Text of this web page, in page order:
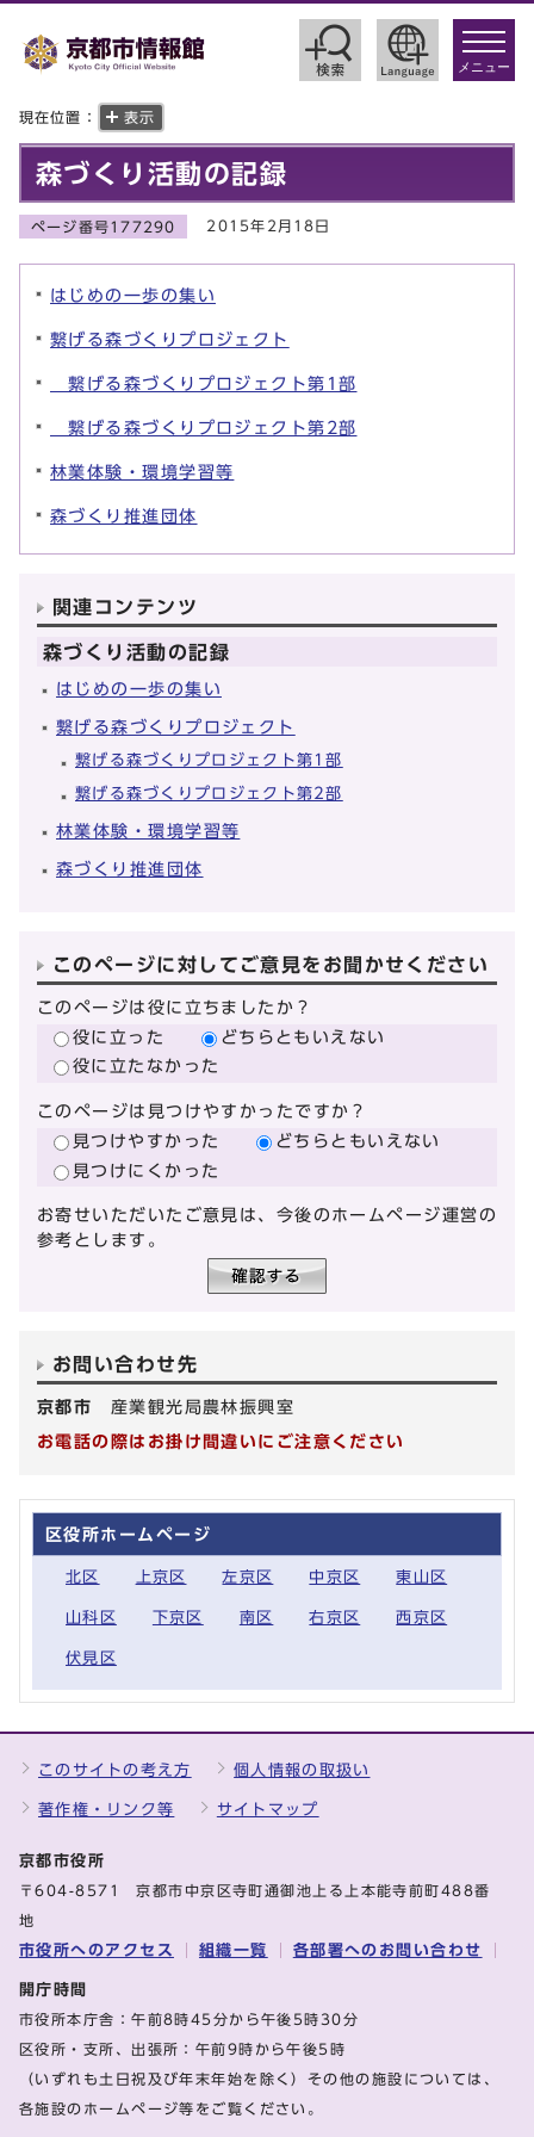
toggle
メニュー
現在位置： 表示
森づくり活動の記録
ページ番号177290 2015年2月18日
はじめの一歩の集い
繋げる森づくりプロジェクト
繋げる森づくりプロジェクト第1部
繋げる森づくりプロジェクト第2部
林業体験・環境学習等
森づくり推進団体
関連コンテンツ
森づくり活動の記録
はじめの一歩の集い
繋げる森づくりプロジェクト
繋げる森づくりプロジェクト第1部
繋げる森づくりプロジェクト第2部
林業体験・環境学習等
森づくり推進団体
このページに対してご意見をお聞かせください
このページは役に立ちましたか？
役に立った
どちらともいえない
役に立たなかった
このページは見つけやすかったですか？
見つけやすかった
どちらともいえない
見つけにくかった
お寄せいただいたご意見は、今後のホームページ運営の
参考とします。
お問い合わせ先
京都市 産業観光局農林振興室
お電話の際はお掛け間違いにご注意ください
区役所ホームページ
北区 上京区 左京区 中京区 東山区
山科区 下京区 南区 右京区 西京区
伏見区
このサイトの考え方 個人情報の取扱い
著作権・リンク等 サイトマップ
京都市役所
〒604-8571 京都市中京区寺町通御池上る上本能寺前町488番
地
市役所へのアクセス 組織一覧 各部署へのお問い合わせ
開庁時間
市役所本庁舎：午前8時45分から午後5時30分
区役所・支所、出張所：午前9時から午後5時
（いずれも土日祝及び年末年始を除く）その他の施設については、
各施設のホームページ等をご覧ください。